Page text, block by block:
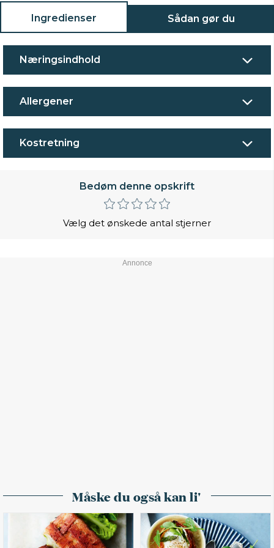
Ingredienser Sådan gør du
Næringsindhold
Allergener
Kostretning
Bedøm denne opskrift
Vælg det ønskede antal stjerner
Måske du også kan li'